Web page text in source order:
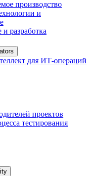
производство
и
разработка
для ИТ-операций
проектов
тестирования